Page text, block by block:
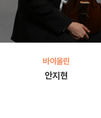
바이올린
안지현